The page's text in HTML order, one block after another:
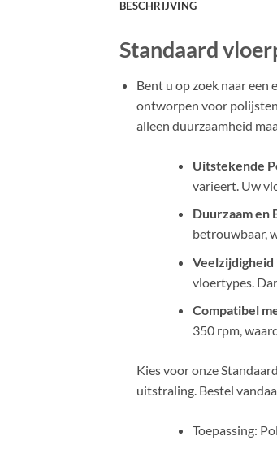
BESCHRIJVING
Standaard
Bent u op zoek naar een
ontworpen voor
alleen duurzaamheid
Uitstekende
varieert. Uw
Duurzaam en
betrouwbaar,
Veelzijdigheid
vloertypes.
Compatibel
350 rpm,
Kies voor onze
uitstraling. Bestel
Toepassing: